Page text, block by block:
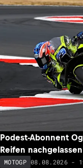
Podest-Abonnent
Reifen
MOTOGP 08.08.2026 -